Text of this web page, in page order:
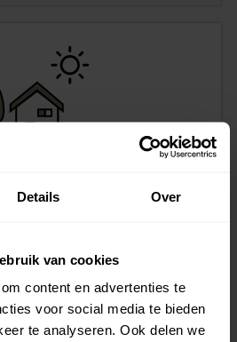
Details Over
van cookies
content en advertenties te
voor social media te bieden
te analyseren. Ook delen we